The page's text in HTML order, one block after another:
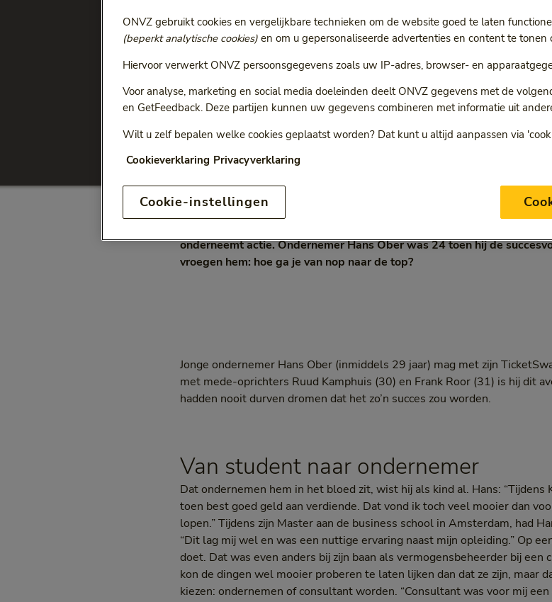
Ga terug naar
Alle artikelen
“Ik moest kiezen: in
iets van TicketSwap
Categorie: Categorie:
onderneemt actie. Ondernemer Hans Ober was 24 toen hij de
vroegen hem: hoe ga je van nop naar de top?
Jonge ondernemer Hans Ober (inmiddels 29 jaar) mag met zijn
met mede-oprichters Ruud Kamphuis (30) en Frank Roor (31) is hij dit
hadden nooit durven dromen dat het zo’n succes zou worden.
Van student naar ondernemer
Dat ondernemen hem in het bloed zit, wist hij als kind al. Hans:
toen best goed geld aan verdiende. Dat vond ik toch veel mooier dan
lopen.” Tijdens zijn Master aan de business school in Amsterdam, had
“Dit lag mij wel en was een nuttige ervaring naast mijn opleiding.” Op
doet. Dat was even anders bij zijn baan als vermogensbeheerder bij een
kon de dingen wel mooier proberen te laten lijken dan dat ze zijn, maar
kiezen: ondernemen of consultant worden. “Consultant was voor mij
ONVZ gebruikt cookies en vergelijkbare technieken om de website goed te laten
(beperkt analytische cookies) en om u gepersonaliseerde advertenties en content te
Hiervoor verwerkt ONVZ persoonsgegevens zoals uw IP-adres, browser- en
Voor analyse, marketing en social media doeleinden deelt ONVZ gegevens met de
en GetFeedback. Deze partijen kunnen uw gegevens combineren met informatie uit
Wilt u zelf bepalen welke cookies geplaatst worden? Dat kunt u altijd aanpassen via
Cookieverklaring Privacyverklaring
Cookie-instellingen